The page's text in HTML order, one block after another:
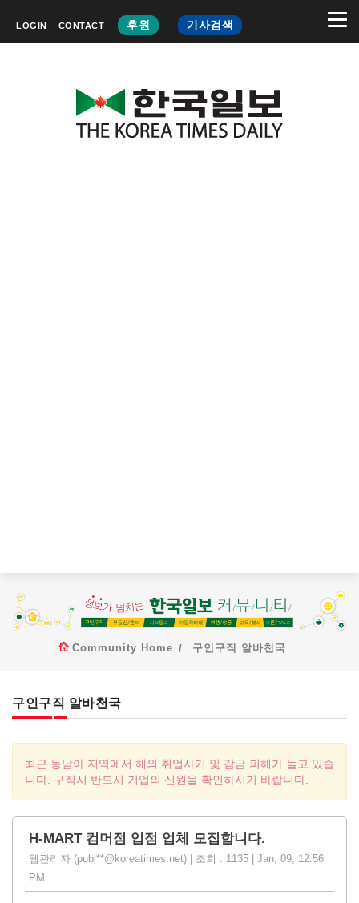
LOGIN CONTACT 후원 기사검색
Community Home 구인구직 알바천국
구인구직 알바천국
최근 동남아 지역에서 해외 취업사기 및 감금 피해가 늘고 있습
니다. 구직시 반드시 기업의 신원을 확인하시기 바랍니다.
H-MART 컴머점 입점 업체 모집합니다.
웹관리자 (publ**@koreatimes.net) | 조회 : 1135 | Jan, 09, 12:56
PM